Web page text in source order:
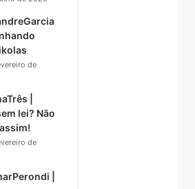
de
|
lei? Não
de
|